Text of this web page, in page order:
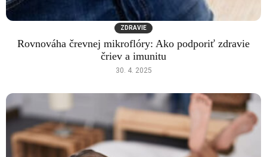
ZDRAVIE
Rovnováha črevnej mikroflóry: Ako podporiť zdravie
čriev a imunitu
30. 4. 2025